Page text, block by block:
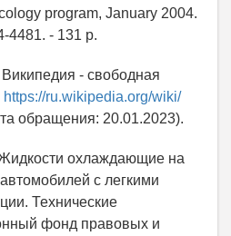
program, January 2004.
4481. - 131 p.
- свободная
https://ru.wikipedia.org/wiki/
обращения: 20.01.2023).
охлаждающие на
с легкими
Технические
фонд правовых и